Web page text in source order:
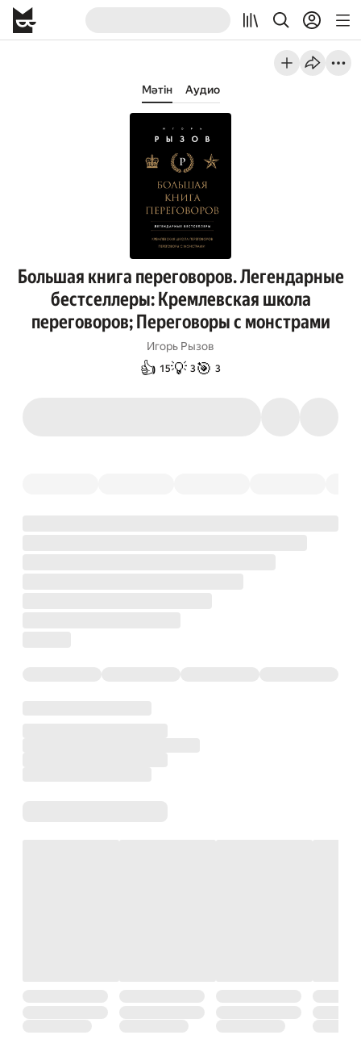
Мәтін Аудио
Большая книга переговоров. Легендарные
бестселлеры: Кремлевская школа
переговоров; Переговоры с монстрами
Игорь Рызов
👍 15💡 3🎯 3